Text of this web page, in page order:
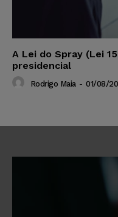
A Lei do Spray (Lei
presidencial
Rodrigo Maia - 01/08/